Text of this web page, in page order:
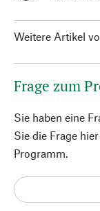
Weitere Artikel
Frage zum
Sie haben eine
Sie die Frage
Programm.